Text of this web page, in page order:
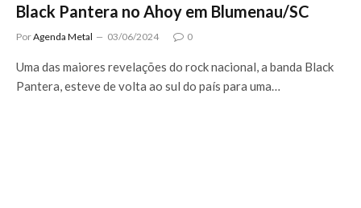
Black Pantera no Ahoy em Blumenau/SC
PorAgenda Metal 03/06/2024 0
Uma das maiores revelações do rock nacional, a banda Black
Pantera, esteve de volta ao sul do país para uma…